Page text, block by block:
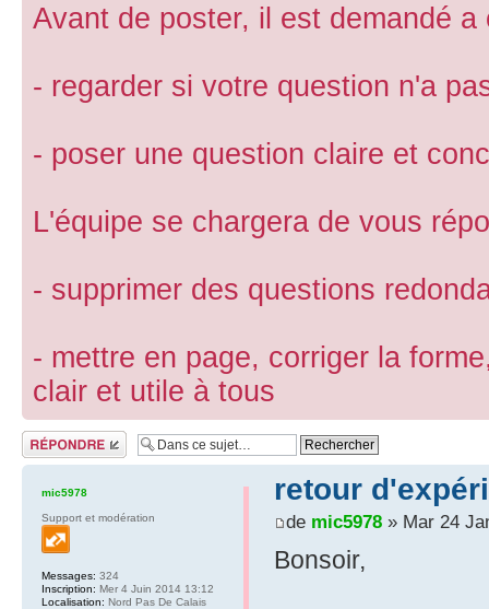
Avant de poster, il est demandé a
- regarder si votre question n'a
- poser une question claire et
L'équipe se chargera de vous
- supprimer des questions
- mettre en page, corriger la
clair et utile à tous
Répondre
retour
de mic5978» Mar 24
Bonsoir,
mic5978
Support et modération
Messages: 324
Inscription: Mer 4 Juin 2014 13:12
Localisation: Nord Pas De Calais